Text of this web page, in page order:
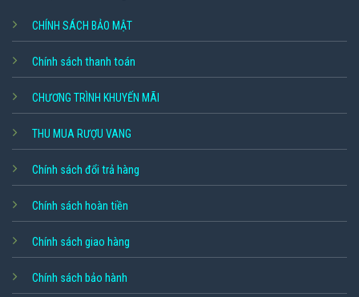
CHÍNH SÁCH BẢO MẬT
Chính sách thanh toán
CHƯƠNG TRÌNH KHUYẾN MÃI
THU MUA RƯỢU VANG
Chính sách đổi trả hàng
Chính sách hoàn tiền
Chính sách giao hàng
Chính sách bảo hành